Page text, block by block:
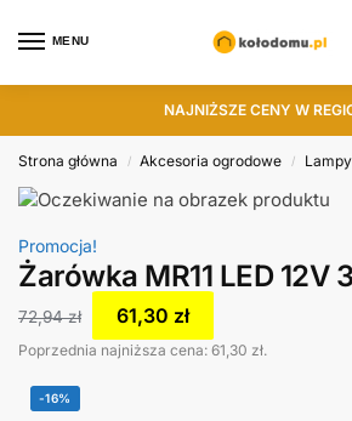
MENU
NAJNIŻSZE CENY W
Strona główna / Akcesoria ogrodowe / Lampy
Promocja!
Żarówka MR11 LED 12V
72,94zł 61,30 zł
Poprzednia najniższa cena: 61,30 zł.
-16%